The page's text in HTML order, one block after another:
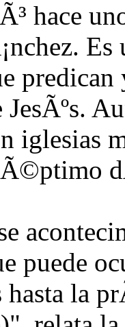
hace
iglesias
puede
hasta la